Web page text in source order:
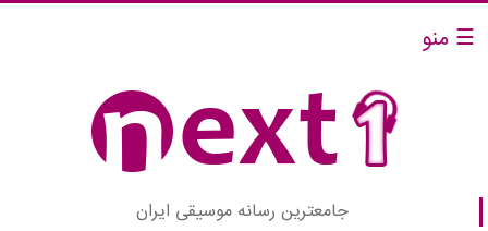
☰ منو
جامعترین رسانه موسیقی ایران